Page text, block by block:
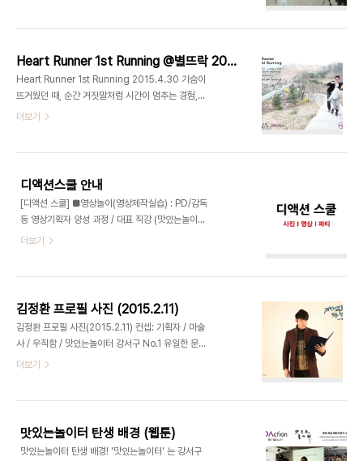
습니다. 다음 시간에는 각 팀 별 우수 기획안을 정한
라 힘이 빠져있는데, 너무나 밝고 붙임성 좋은 친구들
이 반겨주니 뿌듯하였습니다.수업을 하고 있는데 밖
에서 창문틈을 통해 빼꼼빼꼼 저희를 구경하는 친구
들이 너무나 귀여웠습니다. 순박한 웃음을 보여주던
친구들의 창의적인 아이디어로 만들어진 키워드는
였습니다. 그리고 주인공이 의자와 지우개로 변신했
바로 촬영..
Heart Runner 1st Running @별뜨락 2015.4.30
Heart Runner 1st Running 2015.4.30 가슴이
뜨거웠던 때, 순간 거짓말처럼 시간이 멈추는 경험,
그 순간의 이야기를 나눕니다. 건강한 파티 타임! 대
이 뛰다! 2부: 몸이 뛰다! 강서구 No.1 유일한 문화예
술복합라운지, 맛있는놀이터(디액션) 사진/영상 스튜
디오ㅣ강연/세미나ㅣ파티/이벤트ㅣ기타공간대여 +
디액션스쿨 (문의) 070 8748 1031 /
www.deliciousaction.com
더보기
디액션스쿨 안내
[디액션 스쿨] ■영상놀이(영상제작실습) : PD/감독
등 영상기획자 양성 과정 / 대표 직강 (맛있는놀이터
內) 할인 제공 10주(30h) : 개인 - 510,000원
(4h) : 개인 - 60,000원 / 단체(23명 이상) -
300,000원 (외부출장) 10주(30h) : 개인 -
600,000원 / 단체(23명 이상) - 3000,000원
5주(15h) : 개인 - 300,000원 / 단체(23명 이상)
- 1500,000원 1일 체험 학습(4h) : 단체(23명 이
스..
더보기
김정환 프로필 사진 (2015.2.11)
김정환 프로필 사진(2015.2.11) 컨셉: 기획자 / 마술
사 / 우직함 / 맛있는놀이터 강서구 No.1 유일한 문
화예술복합라운지, 맛있는놀이터(디액션) 사진/영상
더보기
맛있는놀이터 탄생 배경 (웹툰)
맛있는놀이터 탄생 배경! '맛있는놀이터' 는 강서구